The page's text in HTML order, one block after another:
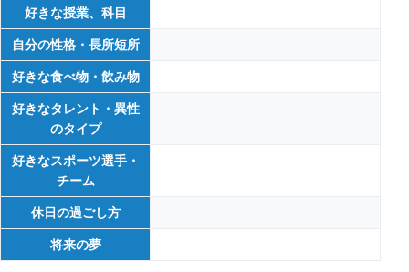
好きな授業、科目
自分の性格・長所短所
好きな食べ物・飲み物
好きなタレント・異性
のタイプ
好きなスポーツ選手・
チーム
休日の過ごし方
将来の夢